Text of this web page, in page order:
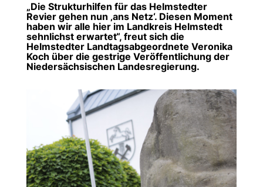
Die Strukturhilfen für das Helmstedter
Revier gehen nun ‚ans Netz‘. Diesen Moment
haben wir alle hier im Landkreis Helmstedt
sehnlichst erwartet“, freut sich die
Helmstedter Landtagsabgeordnete Veronika
Koch über die gestrige Veröffentlichung der
Niedersächsischen Landesregierung.